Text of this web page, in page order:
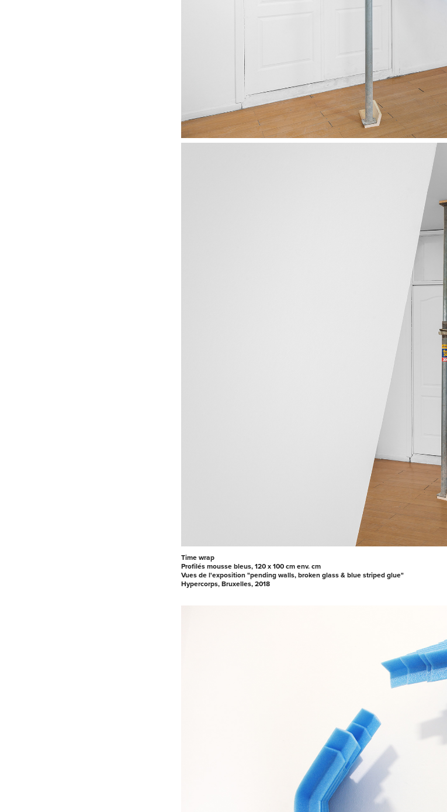
Time wrap
Profilés mousse bleus, 120 x 100 cm env. cm
Vues de l'exposition "pending walls, broken glass & blue striped glue"
Hypercorps, Bruxelles, 2018